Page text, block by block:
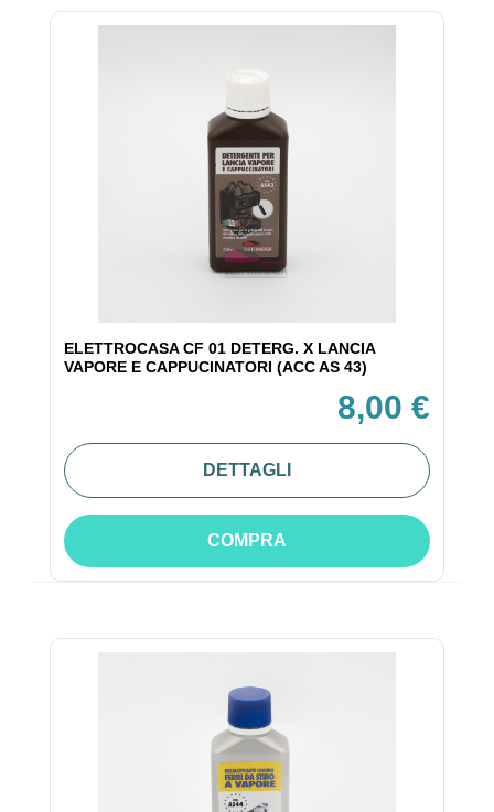
ELETTROCASA CF 01 DETERG. X LANCIA
VAPORE E CAPPUCINATORI (ACC AS 43)
8,00 €
DETTAGLI
COMPRA